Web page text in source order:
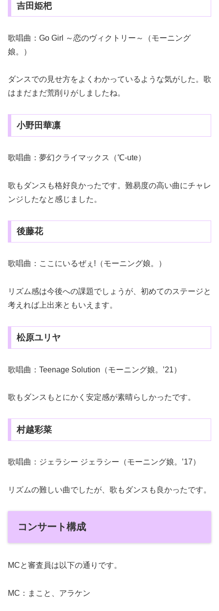
吉田姫杷
歌唱曲：Go Girl ～恋のヴィクトリー～（モーニング
娘。）
ダンスでの見せ方をよくわかっているような気がした。歌
はまだまだ荒削りがしましたね。
小野田華凛
歌唱曲：夢幻クライマックス（℃-ute）
歌もダンスも格好良かったです。難易度の高い曲にチャレ
ンジしたなと感じました。
後藤花
歌唱曲：ここにいるぜぇ!（モーニング娘。）
リズム感は今後への課題でしょうが、初めてのステージと
考えれば上出来ともいえます。
松原ユリヤ
歌唱曲：Teenage Solution（モーニング娘。’21）
歌もダンスもとにかく安定感が素晴らしかったです。
村越彩菜
歌唱曲：ジェラシー ジェラシー（モーニング娘。’17）
リズムの難しい曲でしたが、歌もダンスも良かったです。
コンサート構成
MCと審査員は以下の通りです。
MC：まこと、アラケン